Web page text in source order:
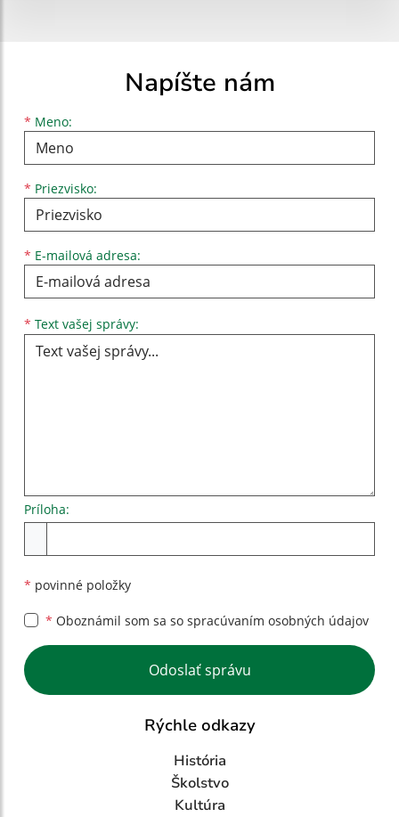
Napíšte nám
* Meno:
Meno
* Priezvisko:
Priezvisko
* E-mailová adresa:
E-mailová adresa
* Text vašej správy:
Príloha:
* povinné položky
* Oboznámil som sa so spracúvaním osobných údajov
Google reCaptcha Response
Odoslať správu
Rýchle odkazy
História
Školstvo
Kultúra